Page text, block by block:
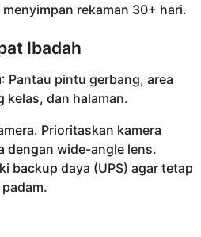
rekaman 30+ hari.
Ibadah
: Pantau pintu gerbang, area
kelas, dan halaman.
Prioritaskan kamera
dengan wide-angle lens.
backup daya (UPS) agar tetap